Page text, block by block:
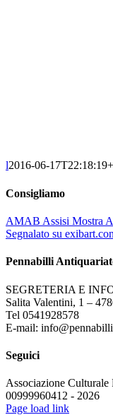
l2016-06-
Consigliamo
AMAB Assisi Mostra
Segnalato su
Pennabilli
SEGRETERIA E
Salita Valentini, 1 –
Tel 0541928578
E-mail:
Seguici
Associazione
00999960412 - 2026
Page load link